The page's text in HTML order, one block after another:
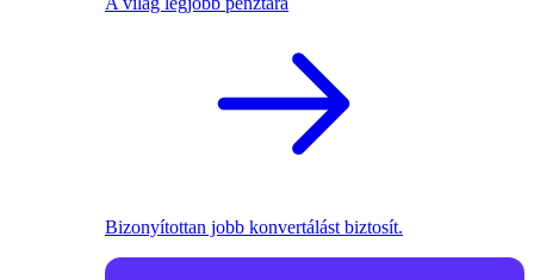
Bizonyítottan jobb konvertálást biztosít.